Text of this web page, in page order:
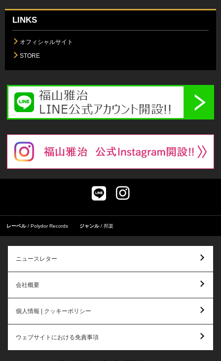
LINKS
オフィシャルサイト
STORE
レーベル Polydor Records ジャンル 邦楽
ニュースレター
会社概要
個人情報 | クッキーポリシー
ウェブサイトにおける免責事項